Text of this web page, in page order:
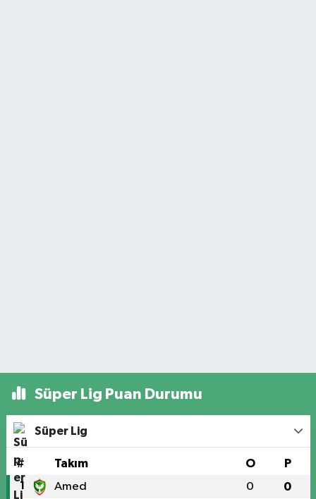
Süper Lig Puan Durumu
Süper Lig
# Takım O P
1 Amed 0 0